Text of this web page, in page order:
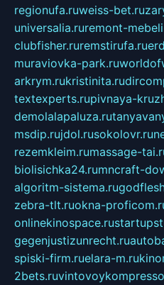
regionufa.ruweiss-bet.ru
universalia.ruremont-
clubfisher.ruremstirufa.ru
muraviovka-park.ru
arkrym.rukristinita.ru
textexperts.rupivnaya-
demolalapaluza.ru
msdip.rujdol.rusokolovr.ru
rezemkleim.rumassage-
biolisichka24.rumncraft-
algoritm-sistema.ru
zebra-tlt.ruokna-
onlinekinospace.ru
gegenjustizunrecht.ru
spiski-firm.ruelara-m.ru
2bets.ru